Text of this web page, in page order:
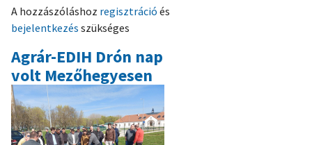
drónok
a
növénytermesztésben,
gyakorlati
bemutatóval)
A hozzászóláshoz regisztráció és
bejelentkezés szükséges
Agrár-EDIH Drón nap
volt Mezőhegyesen